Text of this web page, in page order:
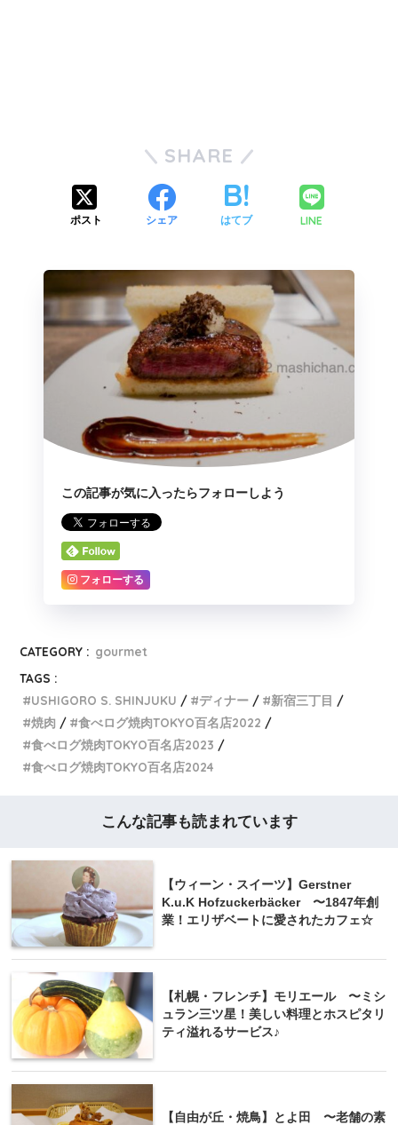
SHARE
ポスト シェア はてブ LINE
この記事が気に入ったらフォローしよう
フォローする
CATEGORY : gourmet
TAGS :
USHIGORO S. SHINJUKU
ディナー
新宿三丁目
焼肉
食べログ焼肉TOKYO百名店2022
食べログ焼肉TOKYO百名店2023
食べログ焼肉TOKYO百名店2024
こんな記事も読まれています
【ウィーン・スイーツ】Gerstner
K.u.K Hofzuckerbäcker 〜1847年創
業！エリザベートに愛されたカフェ☆
【札幌・フレンチ】モリエール 〜ミシ
ュラン三ツ星！美しい料理とホスピタリ
ティ溢れるサービス♪
【自由が丘・焼鳥】とよ田 〜老舗の素